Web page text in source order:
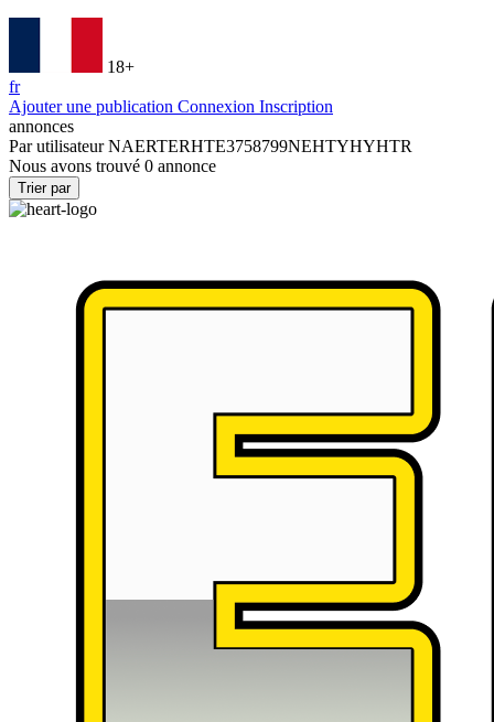
18+
fr
Ajouter une publication Connexion Inscription
annonces
Par utilisateurNAERTERHTE3758799NEHTYHYHTR
Nous avons trouvé 0 annonce
Trier par